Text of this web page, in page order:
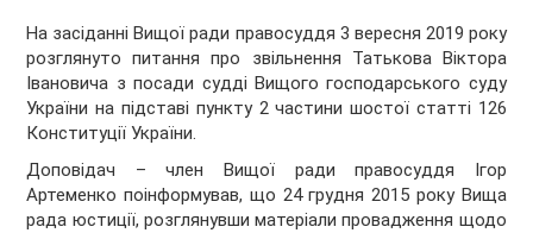
На засіданні Вищої ради правосуддя 3 вересня 2019 року
розглянуто питання про звільнення Татькова Віктора
Івановича з посади судді Вищого господарського суду
України на підставі пункту 2 частини шостої статті 126
Конституції України.
Доповідач – член Вищої ради правосуддя Ігор
Артеменко поінформував, що 24 грудня 2015 року Вища
рада юстиції, розглянувши матеріали провадження щодо